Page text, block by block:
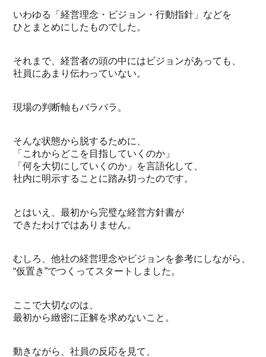
いわゆる「経営理念・ビジョン・行動指針」などを
ひとまとめにしたものでした。
それまで、経営者の頭の中にはビジョンがあっても、
社員にあまり伝わっていない。
現場の判断軸もバラバラ。
そんな状態から脱するために、
「これからどこを目指していくのか」
「何を大切にしていくのか」を言語化して、
社内に明示することに踏み切ったのです。
とはいえ、最初から完璧な経営方針書が
できたわけではありません。
むしろ、他社の経営理念やビジョンを参考にしながら、
“仮置き”でつくってスタートしました。
ここで大切なのは、
最初から緻密に正解を求めないこと。
動きながら、社員の反応を見て、